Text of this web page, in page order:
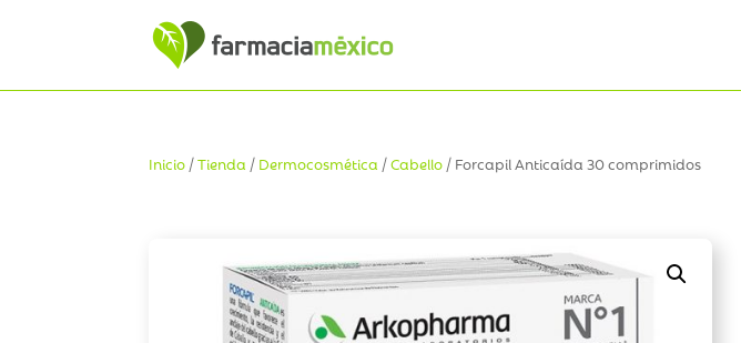
Inicio /Tienda / Dermocosmética /Cabello / Forcapil Anticaída 30 comprimidos